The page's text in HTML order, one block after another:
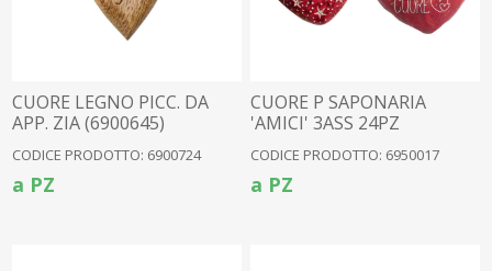
CUORE LEGNO PICC. DA
APP. ZIA (6900645)
CODICE PRODOTTO: 6900724
a PZ
CUORE P SAPONARIA
'AMICI' 3ASS 24PZ
CODICE PRODOTTO: 6950017
a PZ